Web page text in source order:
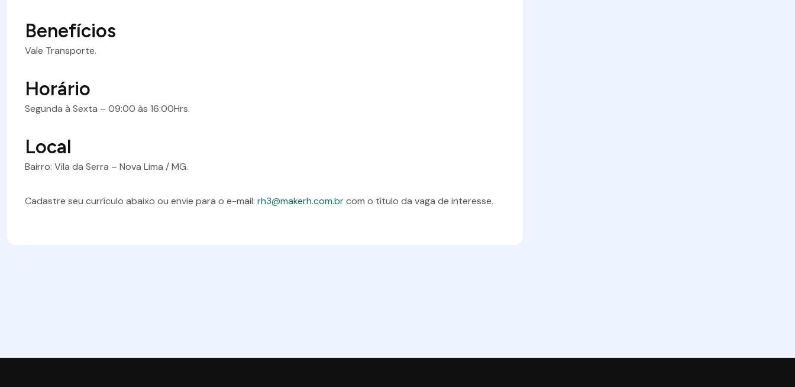
Benefícios
Vale Transporte.
Horário
Segunda à Sexta – 09:00 às 16:00Hrs.
Local
Bairro: Vila da Serra – Nova Lima / MG.
Cadastre seu currículo abaixo ou envie para o e-mail: rh3@makerh.com.brcom o título da vaga de interesse.